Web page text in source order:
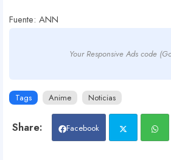
Fuente: ANN
Your Responsive Ads code
Tags Anime Noticias
Facebook